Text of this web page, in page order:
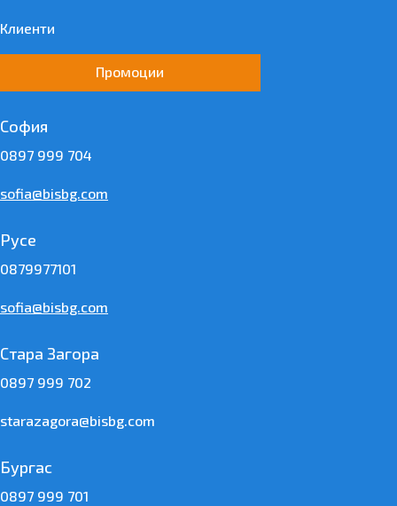
Клиенти
Промоции
София
0897 999 704
sofia@bisbg.com
Русе
0879977101
sofia@bisbg.com
Стара Загора
0897 999 702
starazagora@bisbg.com
Бургас
0897 999 701